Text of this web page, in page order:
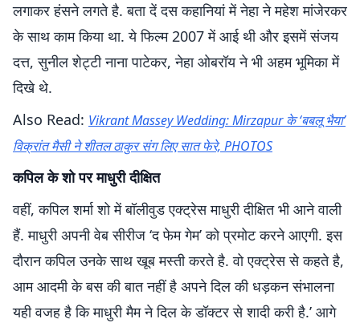
लगाकर हंसने लगते है. बता दें दस कहानियां में नेहा ने महेश मांजेरकर
के साथ काम किया था. ये फिल्म 2007 में आई थी और इसमें संजय
दत्त, सुनील शेट्टी नाना पाटेकर, नेहा ओबरॉय ने भी अहम भूमिका में
दिखे थे.
Also Read: Vikrant Massey Wedding: Mirzapur के ‘बबलू भैया’
विक्रांत मैसी ने शीतल ठाकुर संग लिए सात फेरे, PHOTOS
कपिल के शो पर माधुरी दीक्षित
वहीं, कपिल शर्मा शो में बॉलीवुड एक्ट्रेस माधुरी दीक्षित भी आने वाली
हैं. माधुरी अपनी वेब सीरीज ‘द फेम गेम’ को प्रमोट करने आएगी. इस
दौरान कपिल उनके साथ खूब मस्ती करते है. वो एक्ट्रेस से कहते है,
आम आदमी के बस की बात नहीं है अपने दिल की धड़कन संभालना
यही वजह है कि माधुरी मैम ने दिल के डॉक्टर से शादी करी है.’ आगे